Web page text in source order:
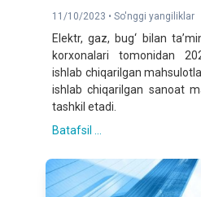
11/10/2023 • So'nggi yangiliklar
Elektr, gaz, bug‘ bilan
korxonalari tomonidan
ishlab chiqarilgan
ishlab chiqarilgan sanoat
tashkil etadi.
Batafsil ...